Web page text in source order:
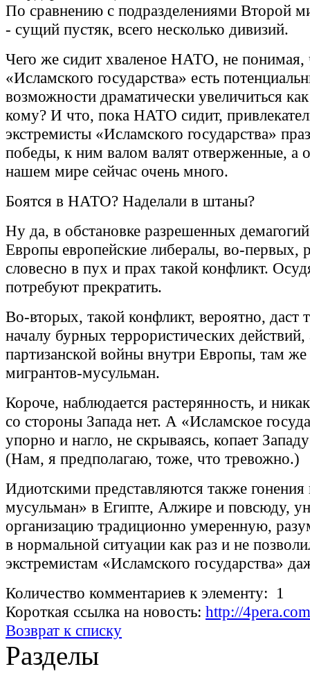
По сравнению с подразделениями Второй
- сущий пустяк, всего несколько дивизий.
Чего же сидит хваленое НАТО, не понимая,
«Исламского государства» есть
возможности драматически увеличиться
кому? И что, пока НАТО сидит,
экстремисты «Исламского государства»
победы, к ним валом валят отверженные, а
нашем мире сейчас очень много.
Боятся в НАТО? Наделали в штаны?
Ну да, в обстановке разрешенных
Европы европейские либералы, во-первых,
словесно в пух и прах такой конфликт.
потребуют прекратить.
Во-вторых, такой конфликт, вероятно, даст
началу бурных террористических
партизанской войны внутри Европы, там
мигрантов-мусульман.
Короче, наблюдается растерянность, и
со стороны Запада нет. А «Исламское
упорно и нагло, не скрываясь, копает
(Нам, я предполагаю, тоже, что тревожно.)
Идиотскими представляются также гонения
мусульман» в Египте, Алжире и повсюду,
организацию традиционно умеренную,
в нормальной ситуации как раз и не
экстремистам «Исламского государства»
Количество комментариев к элементу: 1
Короткая ссылка на новость: http://
Возврат к списку
Разделы